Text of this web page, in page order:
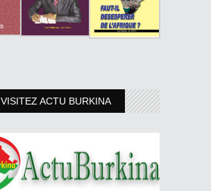
VISITEZ ACTU BURKINA